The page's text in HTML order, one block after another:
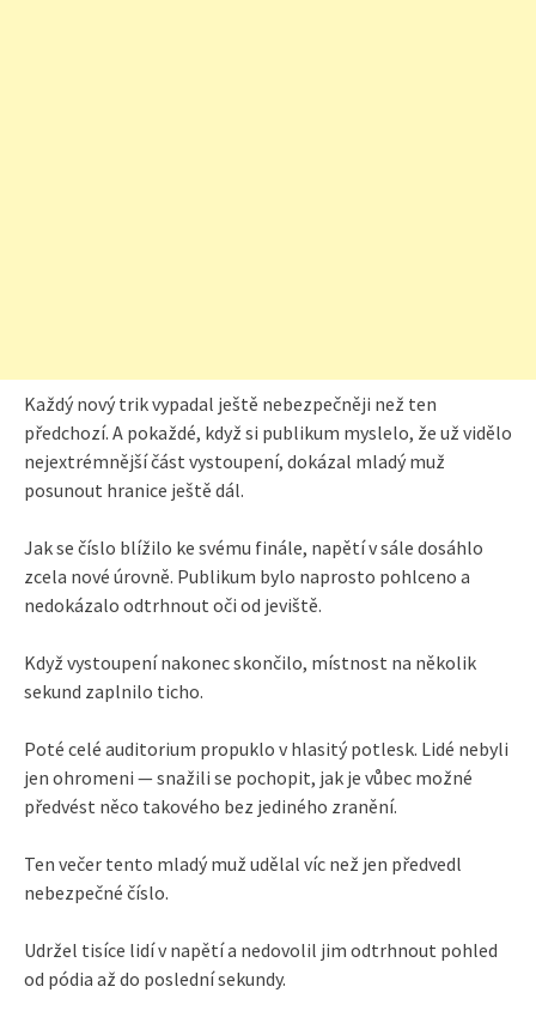
Každý nový trik vypadal ještě nebezpečněji než ten
předchozí. A pokaždé, když si publikum myslelo, že už vidělo
nejextrémnější část vystoupení, dokázal mladý muž
posunout hranice ještě dál.
Jak se číslo blížilo ke svému finále, napětí v sále dosáhlo
zcela nové úrovně. Publikum bylo naprosto pohlceno a
nedokázalo odtrhnout oči od jeviště.
Když vystoupení nakonec skončilo, místnost na několik
sekund zaplnilo ticho.
Poté celé auditorium propuklo v hlasitý potlesk. Lidé nebyli
jen ohromeni — snažili se pochopit, jak je vůbec možné
předvést něco takového bez jediného zranění.
Ten večer tento mladý muž udělal víc než jen předvedl
nebezpečné číslo.
Udržel tisíce lidí v napětí a nedovolil jim odtrhnout pohled
od pódia až do poslední sekundy.